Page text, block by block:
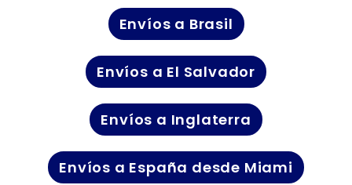
Envíos a Brasil
Envíos a El Salvador
Envíos a Inglaterra
Envíos a España desde Miami